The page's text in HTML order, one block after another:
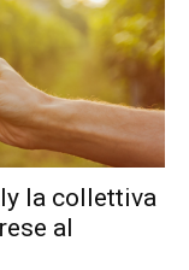
la collettiva
al